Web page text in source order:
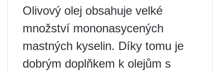
Olivový olej obsahuje velké
množství mononasycených
mastných kyselin. Díky tomu je
dobrým doplňkem k olejům s